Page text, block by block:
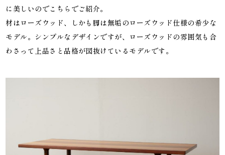
に美しいのでこちらでご紹介。
材はローズウッド、しかも脚は無垢のローズウッド仕様の希少な
モデル。シンプルなデザインですが、ローズウッドの雰囲気も合
わさって上品さと品格が図抜けているモデルです。